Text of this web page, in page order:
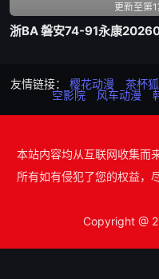
更新至第
友情链接： 樱花动漫 茶杯狐
空影院
风车动漫
本站内容均从互联网收集而
所有如有侵犯了您的权益，
Copyright @